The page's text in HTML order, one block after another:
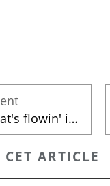
Dirty Deep - what's flowin' in my veins (2016)
ARTICLE